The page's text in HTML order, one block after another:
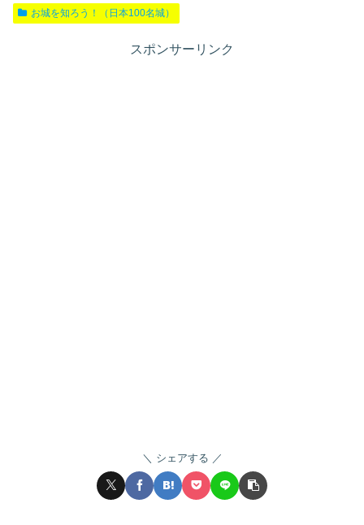
お城を知ろう！（日本100名城）
スポンサーリンク
シェアする